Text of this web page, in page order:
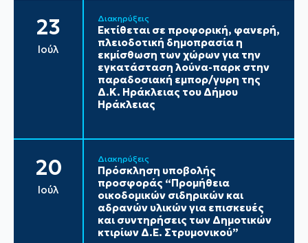
23
Ιούλ
Διακηρύξεις
Εκτίθεται σε προφορική, φανερή,
πλειοδοτική δημοπρασία η
εκμίσθωση των χώρων για την
εγκατάσταση λούνα-παρκ στην
παραδοσιακή εμπορ/γυρη της
Δ.Κ. Ηράκλειας του Δήμου
Ηράκλειας
20
Ιούλ
Διακηρύξεις
Πρόσκληση υποβολής
προσφοράς “Προμήθεια
οικοδομικών σιδηρικών και
αδρανών υλικών για επισκευές
και συντηρήσεις των Δημοτικών
κτιρίων Δ.Ε. Στρυμονικού”